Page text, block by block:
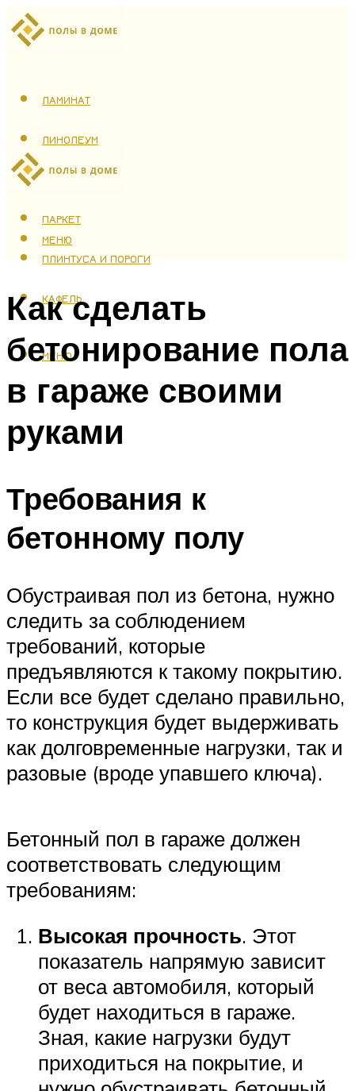
ЛАМИНАТ
ЛИНОЛЕУМ
ТЕПЛЫЙ ПОЛ
ПАРКЕТ
ПЛИНТУСА И ПОРОГИ
КАФЕЛЬ
МЕНЮ
МЕНЮ
Как сделать
бетонирование пола
в гараже своими
руками
Требования к
бетонному полу
Обустраивая пол из бетона, нужно
следить за соблюдением
требований, которые
предъявляются к такому покрытию.
Если все будет сделано правильно,
то конструкция будет выдерживать
как долговременные нагрузки, так и
разовые (вроде упавшего ключа).
Бетонный пол в гараже должен
соответствовать следующим
требованиям:
Высокая прочность. Этот
показатель напрямую зависит
от веса автомобиля, который
будет находиться в гараже.
Зная, какие нагрузки будут
приходиться на покрытие, и